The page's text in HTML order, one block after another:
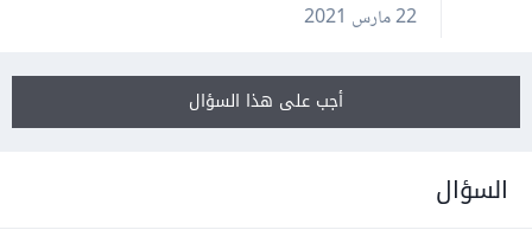
22 مارس 2021
أجب على هذا السؤال
السؤال